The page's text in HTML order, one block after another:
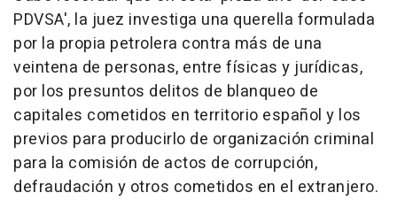
PDVSA', la juez investiga una querella formulada
por la propia petrolera contra más de una
veintena de personas, entre físicas y jurídicas,
por los presuntos delitos de blanqueo de
capitales cometidos en territorio español y los
previos para producirlo de organización criminal
para la comisión de actos de corrupción,
defraudación y otros cometidos en el extranjero.